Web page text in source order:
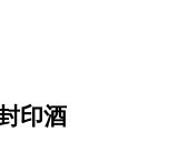
印酒